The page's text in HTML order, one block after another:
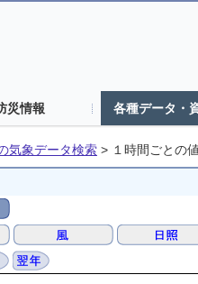
災情報 各種データ・
気象データ検索 > １時間ごとの